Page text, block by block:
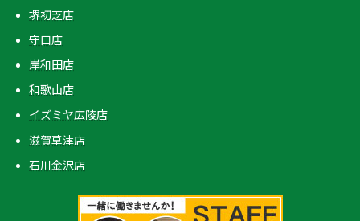
堺初芝店
守口店
岸和田店
和歌山店
イズミヤ広陵店
滋賀草津店
石川金沢店